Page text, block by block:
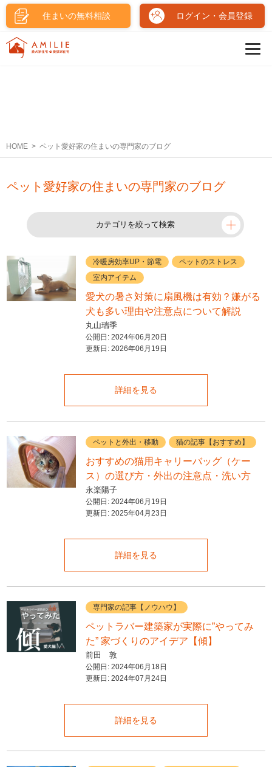
住まいの無料相談 ログイン・会員登録
HOME ペット愛好家の住まいの専門家のブログ
ペット愛好家の住まいの専門家のブログ
カテゴリを絞って検索
冷暖房効率UP・節電
ペットのストレス
室内アイテム
愛犬の暑さ対策に扇風機は有効？嫌がる
犬も多い理由や注意点について解説
丸山瑞季
公開日: 2024年06月20日
更新日: 2026年06月19日
詳細を見る
ペットと外出・移動 猫の記事【おすすめ】
おすすめの猫用キャリーバッグ（ケー
ス）の選び方・外出の注意点・洗い方
永楽陽子
公開日: 2024年06月19日
更新日: 2025年04月23日
詳細を見る
専門家の記事【ノウハウ】
ペットラバー建築家が実際に”やってみ
た” 家づくりのアイデア【傾】
前田 敦
公開日: 2024年06月18日
更新日: 2024年07月24日
詳細を見る